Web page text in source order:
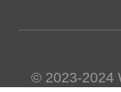
© 2023-2024